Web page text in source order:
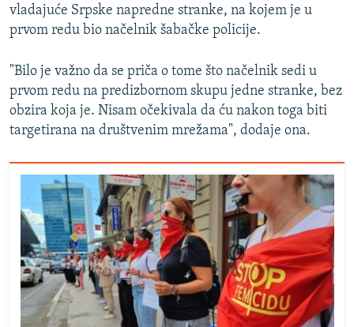
vladajuće Srpske napredne stranke, na kojem je u
prvom redu bio načelnik šabačke policije.
"Bilo je važno da se priča o tome što načelnik sedi u
prvom redu na predizbornom skupu jedne stranke, bez
obzira koja je. Nisam očekivala da ću nakon toga biti
targetirana na društvenim mrežama", dodaje ona.